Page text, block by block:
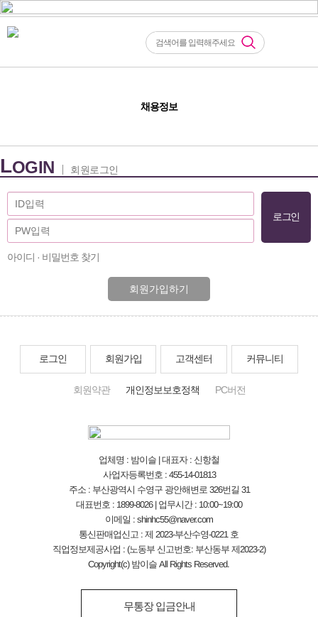
채용정보
LOGIN 회원로그인
아이디 · 비밀번호 찾기
회원가입하기
로그인 회원가입 고객센터 커뮤니티
회원약관 개인정보보호정책 PC버전
업체명 : 밤이슬 | 대표자 : 신항철
사업자등록번호 : 455-14-01813
주소 : 부산광역시 수영구 광안해변로 326번길 31
대표번호 : 1899-8026 | 업무시간 : 10:00~19:00
이메일 : shinhc55@naver.com
통신판매업신고 : 제 2023-부산수영-0221 호
직업정보제공사업 : (노동부 신고번호: 부산동부 제2023-2)
Copyright(c) 밤이슬 All Rights Reserved.
무통장 입금안내